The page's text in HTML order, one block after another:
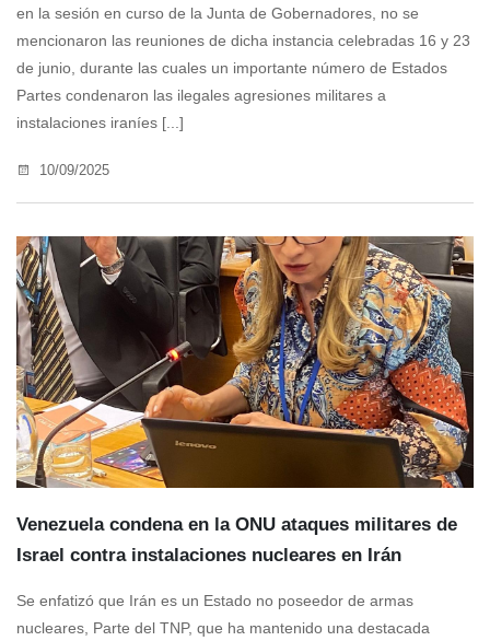
en la sesión en curso de la Junta de Gobernadores, no se
mencionaron las reuniones de dicha instancia celebradas 16 y 23
de junio, durante las cuales un importante número de Estados
Partes condenaron las ilegales agresiones militares a
instalaciones iraníes [...]
10/09/2025
Venezuela condena en la ONU ataques militares de
Israel contra instalaciones nucleares en Irán
Se enfatizó que Irán es un Estado no poseedor de armas
nucleares, Parte del TNP, que ha mantenido una destacada